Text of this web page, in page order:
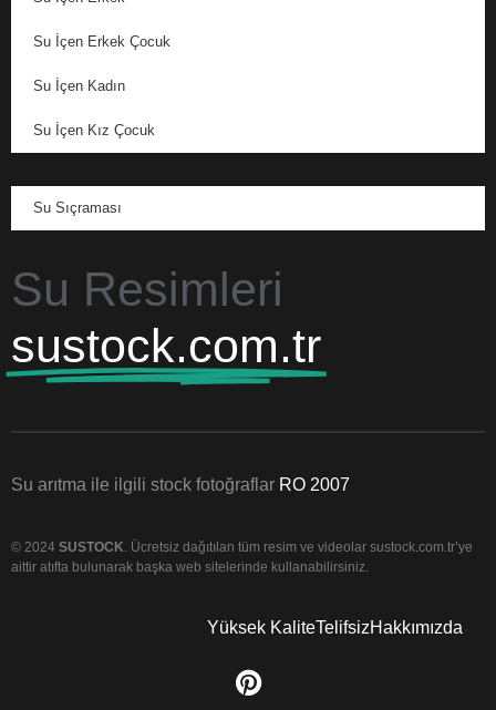
Su İçen Erkek Çocuk
Su İçen Kadın
Su İçen Kız Çocuk
Su Sıçraması
Su Resimleri
sustock.com.tr
Su arıtma ile ilgili stock fotoğraflar RO 2007
© 2024 SUSTOCK . Ücretsiz dağıtılan tüm resim ve videolar sustock.com.tr’ye
aittir atıfta bulunarak başka web sitelerinde kullanabilirsiniz.
Yüksek KaliteTelifsizHakkımızda